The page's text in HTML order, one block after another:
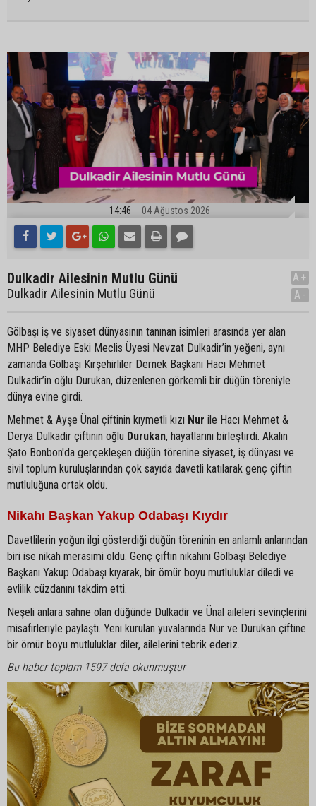
14:46 04 Ağustos 2026
Dulkadir Ailesinin Mutlu Günü
Dulkadir Ailesinin Mutlu Günü
A+
A-
Gölbaşı iş ve siyaset dünyasının tanınan isimleri arasında yer alan
MHP Belediye Eski Meclis Üyesi Nevzat Dulkadir’in yeğeni, aynı
zamanda Gölbaşı Kırşehirliler Dernek Başkanı Hacı Mehmet
Dulkadir’in oğlu Durukan, düzenlenen görkemli bir düğün töreniyle
dünya evine girdi.
Mehmet & Ayşe Ünal çiftinin kıymetli kızı Nur ile Hacı Mehmet &
Derya Dulkadir çiftinin oğlu Durukan, hayatlarını birleştirdi. Akalın
Şato Bonbon'da gerçekleşen düğün törenine siyaset, iş dünyası ve
sivil toplum kuruluşlarından çok sayıda davetli katılarak genç çiftin
mutluluğuna ortak oldu.
Nikahı Başkan Yakup Odabaşı Kıydır
Davetlilerin yoğun ilgi gösterdiği düğün töreninin en anlamlı anlarından
biri ise nikah merasimi oldu. Genç çiftin nikahını Gölbaşı Belediye
Başkanı Yakup Odabaşı kıyarak, bir ömür boyu mutluluklar diledi ve
evlilik cüzdanını takdim etti.
Neşeli anlara sahne olan düğünde Dulkadir ve Ünal aileleri sevinçlerini
misafirleriyle paylaştı. Yeni kurulan yuvalarında Nur ve Durukan çiftine
bir ömür boyu mutluluklar diler, ailelerini tebrik ederiz.
Bu haber toplam 1597 defa okunmuştur